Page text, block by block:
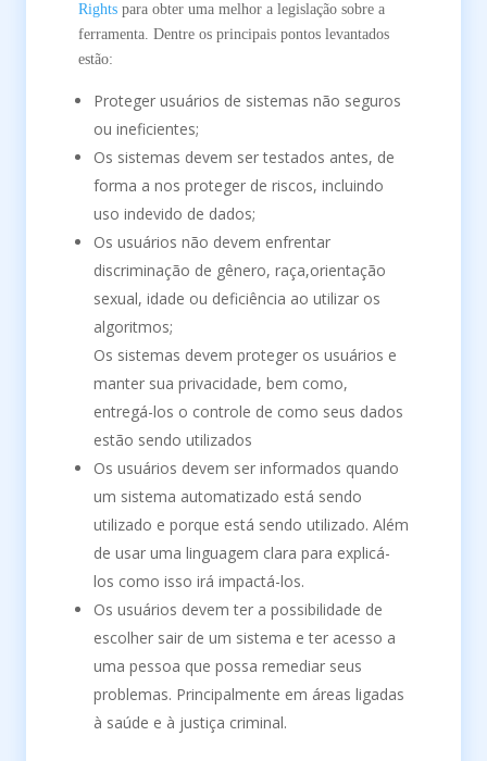
Rights para obter uma melhor a legislação sobre a
ferramenta. Dentre os principais pontos levantados
estão:
Proteger usuários de sistemas não seguros
ou ineficientes;
Os sistemas devem ser testados antes, de
forma a nos proteger de riscos, incluindo
uso indevido de dados;
Os usuários não devem enfrentar
discriminação de gênero, raça,orientação
sexual, idade ou deficiência ao utilizar os
algoritmos;
Os sistemas devem proteger os usuários e
manter sua privacidade, bem como,
entregá-los o controle de como seus dados
estão sendo utilizados
Os usuários devem ser informados quando
um sistema automatizado está sendo
utilizado e porque está sendo utilizado. Além
de usar uma linguagem clara para explicá-
los como isso irá impactá-los.
Os usuários devem ter a possibilidade de
escolher sair de um sistema e ter acesso a
uma pessoa que possa remediar seus
problemas. Principalmente em áreas ligadas
à saúde e à justiça criminal.